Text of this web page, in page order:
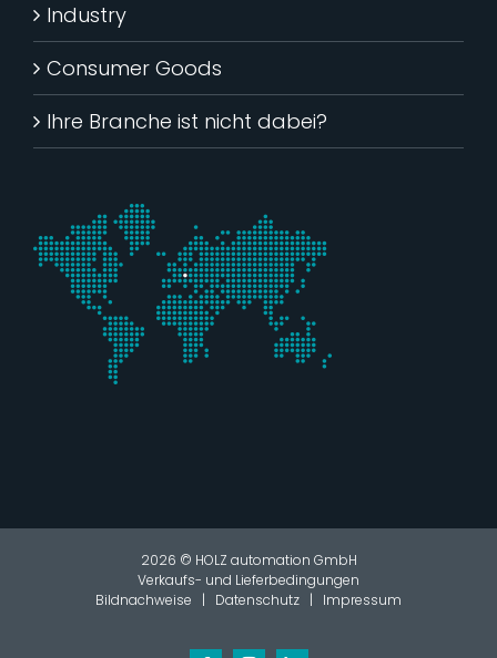
Industry
Consumer Goods
Ihre Branche ist nicht dabei?
2026 © HOLZ automation GmbH
Verkaufs- und Lieferbedingungen
Bildnachweise
Datenschutz Impressum